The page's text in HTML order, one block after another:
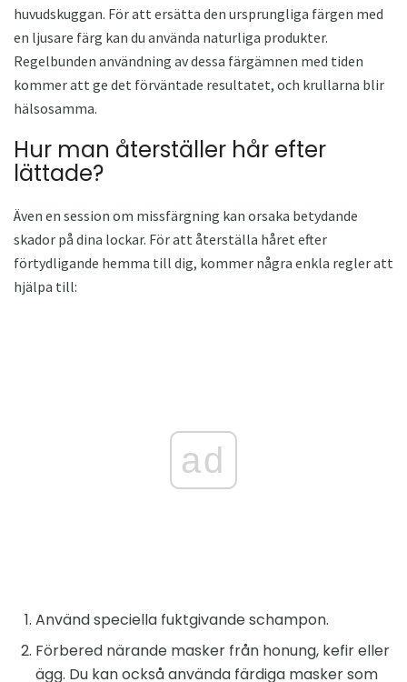
huvudskuggan. För att ersätta den ursprungliga färgen med
en ljusare färg kan du använda naturliga produkter.
Regelbunden användning av dessa färgämnen med tiden
kommer att ge det förväntade resultatet, och krullarna blir
hälsosamma.
Hur man återställer hår efter
lättade?
Även en session om missfärgning kan orsaka betydande
skador på dina lockar. För att återställa håret efter
förtydligande hemma till dig, kommer några enkla regler att
hjälpa till:
ad
Använd speciella fuktgivande schampon.
Förbered närande masker från honung, kefir eller
ägg. Du kan också använda färdiga masker som